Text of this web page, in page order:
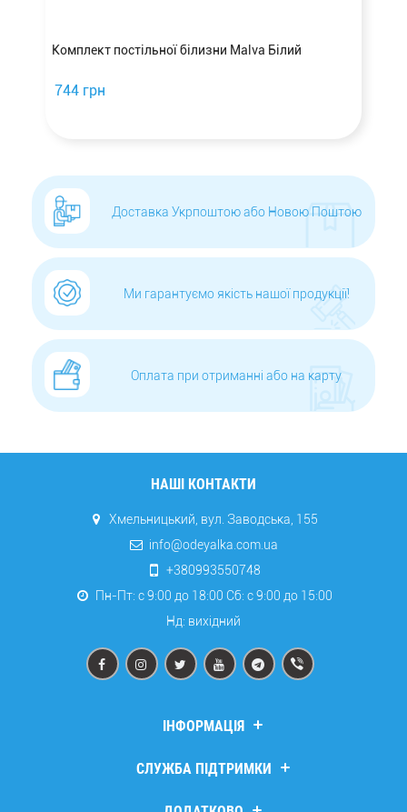
Комплект постільної білизни Malva Білий
744 грн
Доставка Укрпоштою або Новою Поштою
Ми гарантуємо якість нашої продукції!
Оплата при отриманні або на карту
НАШІ КОНТАКТИ
Хмельницький, вул. Заводська, 155
info@odeyalka.com.ua
+380993550748
Пн-Пт: с 9:00 до 18:00 Сб: c 9:00 до 15:00
Нд: вихідний
ІНФОРМАЦІЯ
Про компанію
СЛУЖБА ПІДТРИМКИ